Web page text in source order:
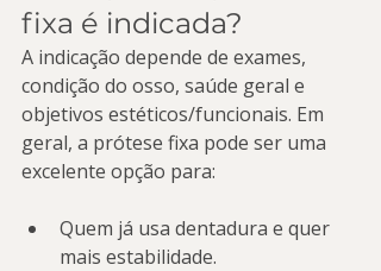
fixa é indicada?
A indicação depende de exames,
condição do osso, saúde geral e
objetivos estéticos/funcionais. Em
geral, a prótese fixa pode ser uma
excelente opção para:
Quem já usa dentadura e quer
mais estabilidade.